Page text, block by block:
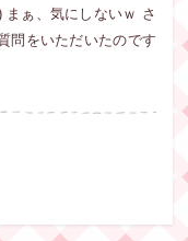
ぁ、気にしないｗ さ
問をいただいたのです